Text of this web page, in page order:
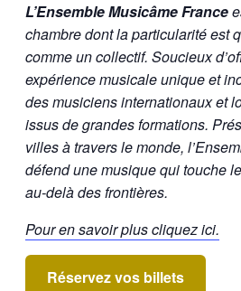
L’Ensemble Musicâme France
chambre dont la particularité est
comme un collectif. Soucieux
expérience musicale unique et
des musiciens internationaux et
issus de grandes formations.
villes à travers le monde,
défend une musique qui touche
au-delà des frontières.
Pour en savoir plus cliquez ici.
Réservez vos billets